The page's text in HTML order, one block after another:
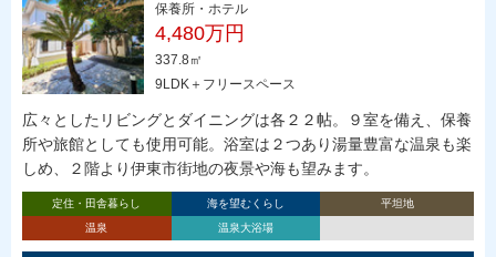
保養所・ホテル
4,480万円
337.8㎡
9LDK＋フリースペース
広々としたリビングとダイニングは各２２帖。９室を備え、保養
所や旅館としても使用可能。浴室は２つあり湯量豊富な温泉も楽
しめ、２階より伊東市街地の夜景や海も望みます。
定住・田舎暮らし 海を望むくらし
平坦地
温泉
温泉大浴場